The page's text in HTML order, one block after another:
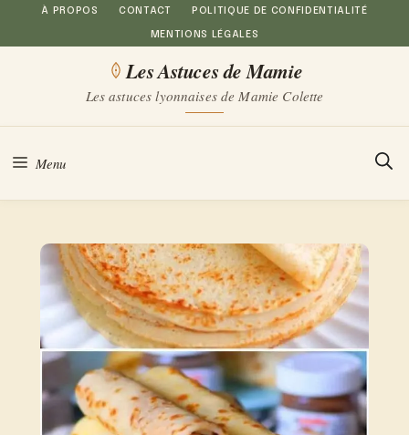
Aller
au
À PROPOS CONTACT POLITIQUE DE CONFIDENTIALITÉ
MENTIONS LÉGALES
Les Astuces de Mamie
Les astuces lyonnaises de Mamie Colette
Menu